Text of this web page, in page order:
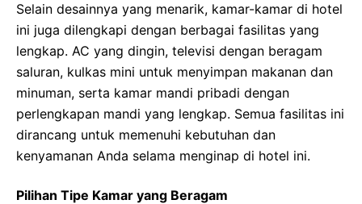
Selain desainnya yang menarik, kamar-kamar di hotel
ini juga dilengkapi dengan berbagai fasilitas yang
lengkap. AC yang dingin, televisi dengan beragam
saluran, kulkas mini untuk menyimpan makanan dan
minuman, serta kamar mandi pribadi dengan
perlengkapan mandi yang lengkap. Semua fasilitas ini
dirancang untuk memenuhi kebutuhan dan
kenyamanan Anda selama menginap di hotel ini.
Pilihan Tipe Kamar yang Beragam